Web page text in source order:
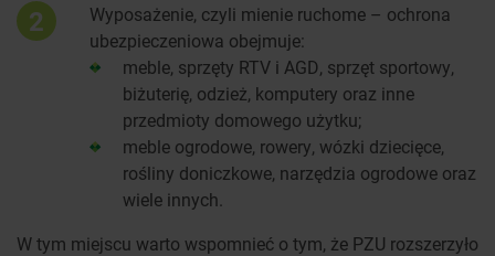
2
Wyposażenie, czyli mienie ruchome – ochrona
ubezpieczeniowa obejmuje:
meble, sprzęty RTV i AGD, sprzęt sportowy,
biżuterię, odzież, komputery oraz inne
przedmioty domowego użytku;
meble ogrodowe, rowery, wózki dziecięce,
rośliny doniczkowe, narzędzia ogrodowe oraz
wiele innych.
W tym miejscu warto wspomnieć o tym, że PZU rozszerzyło